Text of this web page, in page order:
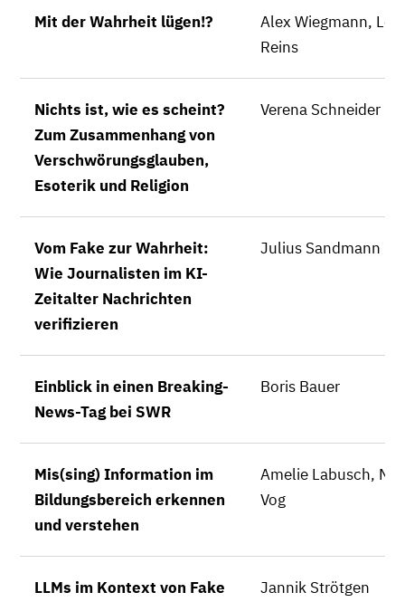
Mit der Wahrheit lügen!?
Alex Wiegmann,
Reins
Nichts ist, wie es scheint?
Zum Zusammenhang von
Verschwörungsglauben,
Esoterik und Religion
Verena Schneider
Vom Fake zur Wahrheit:
Wie Journalisten im KI-
Zeitalter Nachrichten
verifizieren
Julius Sandmann
Einblick in einen Breaking-
News-Tag bei SWR
Boris Bauer
Mis(sing) Information im
Bildungsbereich erkennen
und verstehen
Amelie Labusch,
Vog
LLMs im Kontext von Fake
Jannik Strötgen